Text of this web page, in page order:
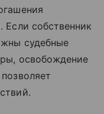
Если собственник
судебные
освобождение
позволяет